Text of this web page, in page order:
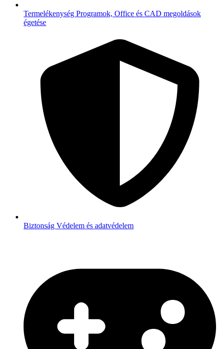
Termelékenység Programok, Office és CAD megoldások
égetése
Biztonság Védelem és adatvédelem